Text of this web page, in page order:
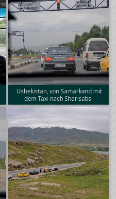
Usbekistan, von Samarkand mit
dem Taxi nach Sharisabs